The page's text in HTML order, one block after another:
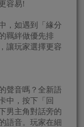
容易!
如遇到「緣分
羈絆做優先排
讓玩家選擇更容
音嗎？全新語
中，按下「回
男主角對話旁的
語音。玩家在細